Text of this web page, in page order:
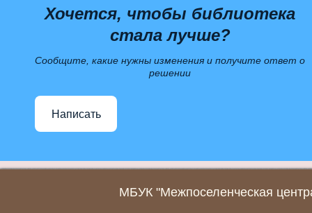
Хочется, чтобы библиотека
стала лучше?
Сообщите, какие нужны изменения и получите ответ о
решении
Написать
МБУК "Межпоселенческая